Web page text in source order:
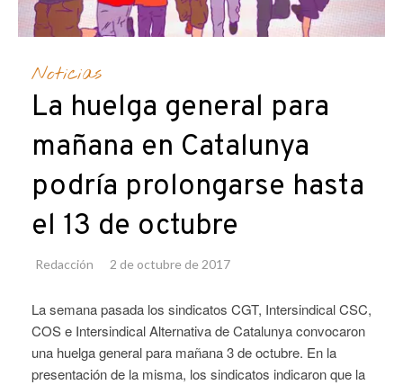
Noticias
La huelga general para
mañana en Catalunya
podría prolongarse hasta
el 13 de octubre
Redacción 2 de octubre de 2017
La semana pasada los sindicatos CGT, Intersindical CSC,
COS e Intersindical Alternativa de Catalunya convocaron
una huelga general para mañana 3 de octubre. En la
presentación de la misma, los sindicatos indicaron que la